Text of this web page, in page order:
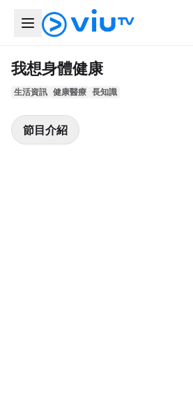
我想身體健康
生活資訊 健康醫療 長知識
節目介紹